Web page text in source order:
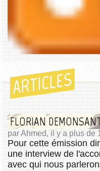
ARTICLES
FLORIAN
par Ahmed, il y a plus de
Pour cette émission
une interview de
avec qui nous